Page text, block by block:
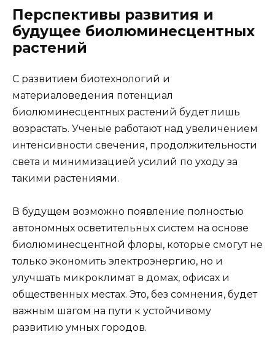
Перспективы развития и
будущее биолюминесцентных
растений
С развитием биотехнологий и
материаловедения потенциал
биолюминесцентных растений будет лишь
возрастать. Ученые работают над увеличением
интенсивности свечения, продолжительности
света и минимизацией усилий по уходу за
такими растениями.
В будущем возможно появление полностью
автономных осветительных систем на основе
биолюминесцентной флоры, которые смогут не
только экономить электроэнергию, но и
улучшать микроклимат в домах, офисах и
общественных местах. Это, без сомнения, будет
важным шагом на пути к устойчивому
развитию умных городов.